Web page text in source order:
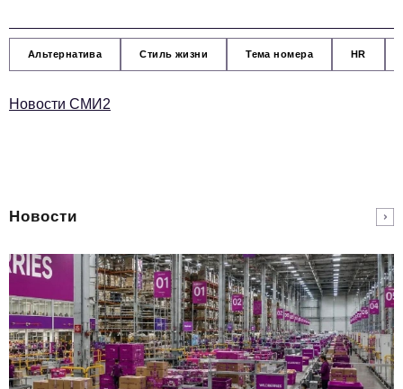
Альтернатива Стиль жизни Тема номера HR
Новости СМИ2
Новости